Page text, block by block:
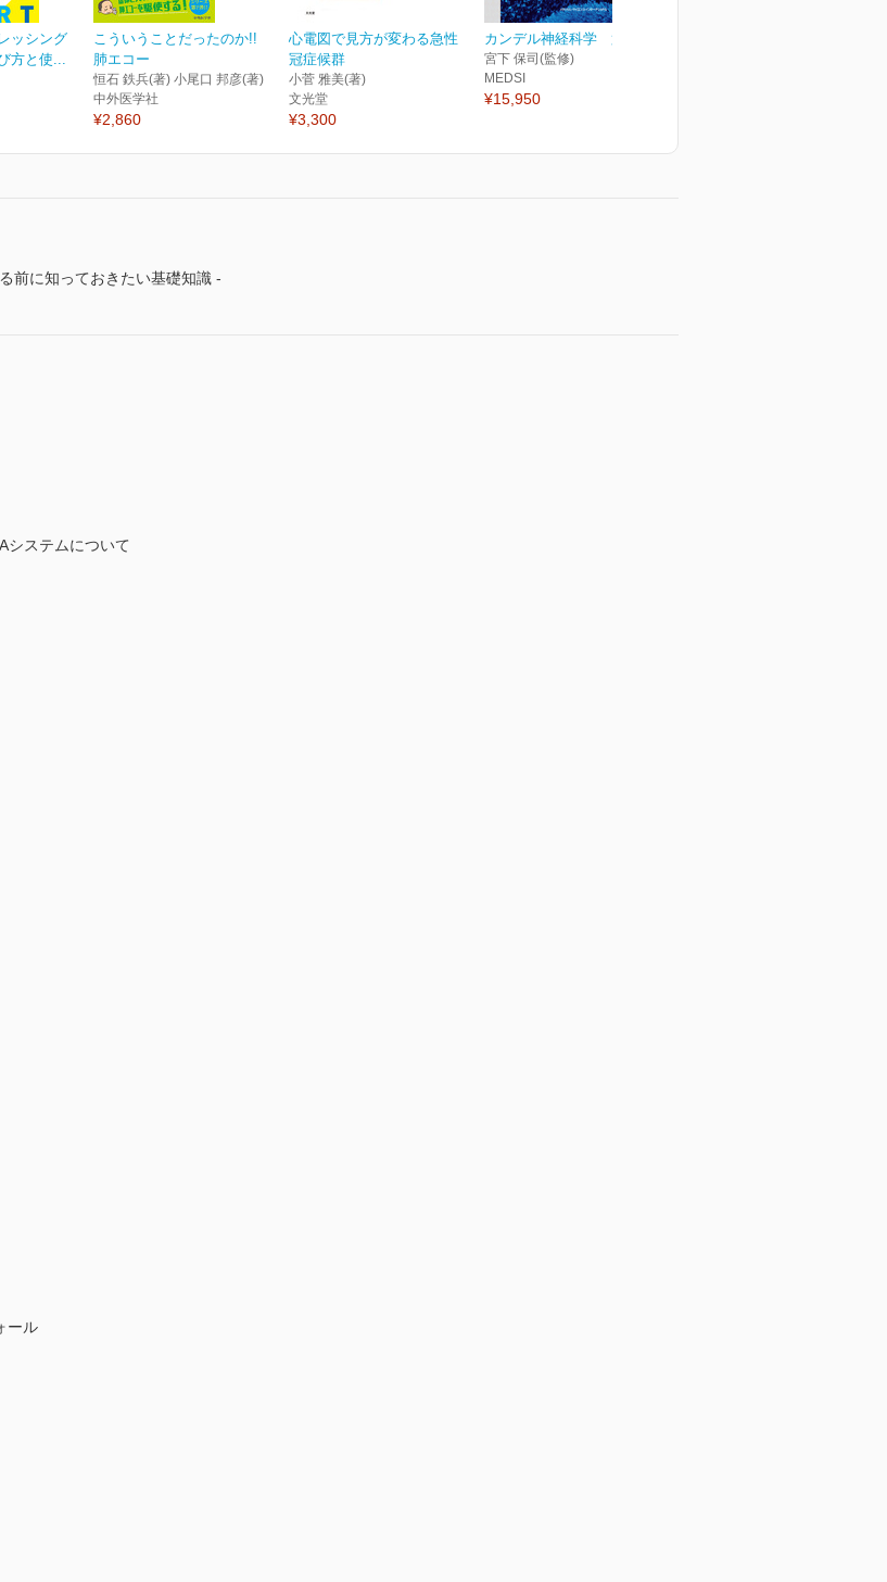
ッシング
方と使...
こういうことだったのか!!
肺エコー
恒石 鉄兵(著) 小尾口 邦彦(著)
中外医学社
¥2,860
心電図で見方が変わる急性
冠症候群
小菅 雅美(著)
文光堂
¥3,300
カンデル神経科学 第2版
宮下 保司(監修)
MEDSI
¥15,950
に知っておきたい基礎知識 -
システムについて
ール